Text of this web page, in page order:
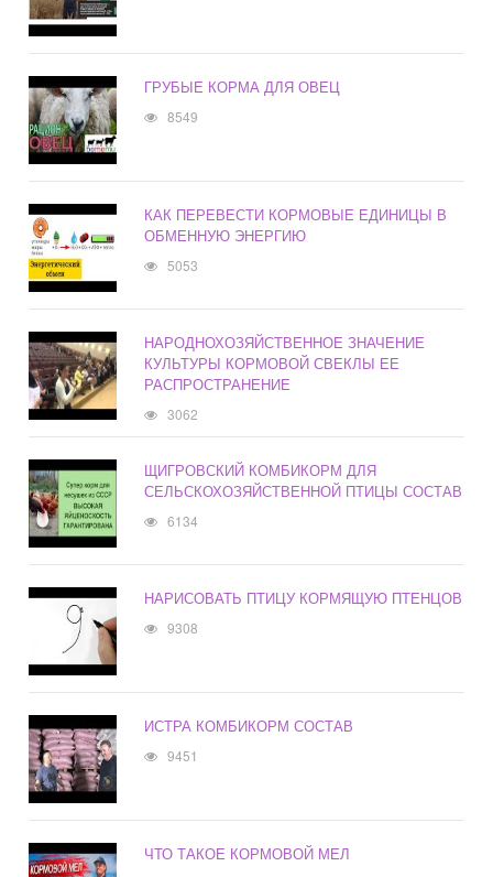
ГРУБЫЕ КОРМА ДЛЯ ОВЕЦ
8549
КАК ПЕРЕВЕСТИ КОРМОВЫЕ ЕДИНИЦЫ В
ОБМЕННУЮ ЭНЕРГИЮ
5053
НАРОДНОХОЗЯЙСТВЕННОЕ ЗНАЧЕНИЕ
КУЛЬТУРЫ КОРМОВОЙ СВЕКЛЫ ЕЕ
РАСПРОСТРАНЕНИЕ
3062
ЩИГРОВСКИЙ КОМБИКОРМ ДЛЯ
СЕЛЬСКОХОЗЯЙСТВЕННОЙ ПТИЦЫ СОСТАВ
6134
НАРИСОВАТЬ ПТИЦУ КОРМЯЩУЮ ПТЕНЦОВ
9308
ИСТРА КОМБИКОРМ СОСТАВ
9451
ЧТО ТАКОЕ КОРМОВОЙ МЕЛ